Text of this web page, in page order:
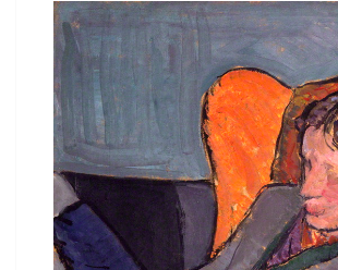
L
L
:
Z
O
E
K
E
N
N
A